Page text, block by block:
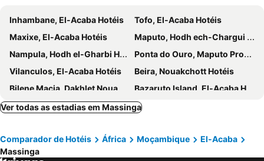
Inhambane, El-Acaba Hotéis
Tofo, El-Acaba Hotéis
Maxixe, El-Acaba Hotéis
Maputo, Hodh ech-Chargui Hotéis
Nampula, Hodh el-Gharbi Hotéis
Ponta do Ouro, Maputo Province Hotéis
Vilanculos, El-Acaba Hotéis
Beira, Nouakchott Hotéis
Bilene Macia, Dakhlet Nouadhibou Hotéis
Bazaruto Island, El-Acaba Hotéis
Pemba, Brakna Hotéis
Ver todas as estadias em Massinga
Comparador de Hotéis África Moçambique
El-Acaba
Massinga